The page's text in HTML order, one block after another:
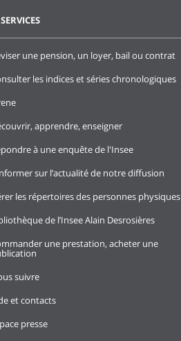
SERVICES
une pension, un loyer, bail ou contrat
les indices et séries chronologiques
apprendre, enseigner
à une enquête de l'Insee
sur l’actualité de notre diffusion
les répertoires des personnes physiques
de l’Insee Alain Desrosières
une prestation, acheter une
suivre
et contacts
presse